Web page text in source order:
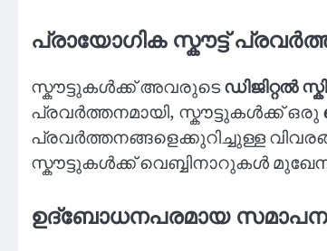
പ്രായോഗിക സ്കൗട്ട്
സ്കൗട്ടുകൾക്ക് അവരുടെഡിജിറ്റൽ
പ്രവർത്തനമായി, സ്കൗട്ടുകൾക്ക് ഒരു
പ്രവർത്തനങ്ങളെക്കുറിച്ചുള്ള
സ്കൗട്ടുകൾക്ക് വെബ്ബിനാറുകൾ
ഉദ്‌ബോധനപരമായ